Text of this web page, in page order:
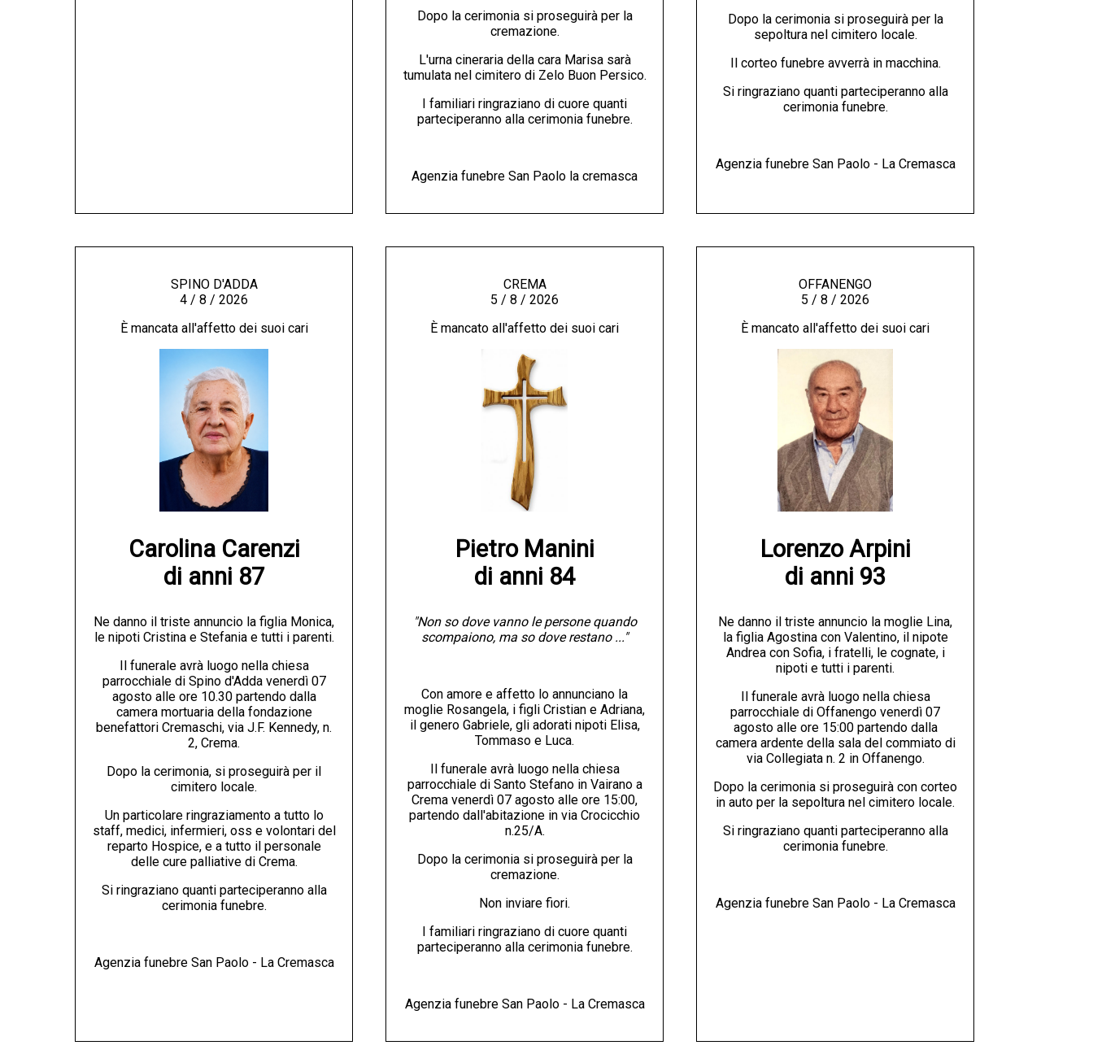
Dopo la cerimonia si proseguirà per la
cremazione.
L'urna cineraria della cara Marisa sarà
tumulata nel cimitero di Zelo Buon Persico.
I familiari ringraziano di cuore quanti
parteciperanno alla cerimonia funebre.
Agenzia funebre San Paolo la cremasca
Dopo la cerimonia si proseguirà per la
sepoltura nel cimitero locale.
Il corteo funebre avverrà in macchina.
Si ringraziano quanti parteciperanno alla
cerimonia funebre.
Agenzia funebre San Paolo - La Cremasca
SPINO D'ADDA
4 / 8 / 2026
È mancata all'affetto dei suoi cari
Carolina Carenzi
di anni 87
Ne danno il triste annuncio la figlia Monica,
le nipoti Cristina e Stefania e tutti i parenti.
Il funerale avrà luogo nella chiesa
parrocchiale di Spino d'Adda venerdì 07
agosto alle ore 10.30 partendo dalla
camera mortuaria della fondazione
benefattori Cremaschi, via J.F. Kennedy, n.
2, Crema.
Dopo la cerimonia, si proseguirà per il
cimitero locale.
Un particolare ringraziamento a tutto lo
staff, medici, infermieri, oss e volontari del
reparto Hospice, e a tutto il personale
delle cure palliative di Crema.
Si ringraziano quanti parteciperanno alla
cerimonia funebre.
Agenzia funebre San Paolo - La Cremasca
CREMA
5 / 8 / 2026
È mancato all'affetto dei suoi cari
Pietro Manini
di anni 84
"Non so dove vanno le persone quando
scompaiono, ma so dove restano ..."
Con amore e affetto lo annunciano la
moglie Rosangela, i figli Cristian e Adriana,
il genero Gabriele, gli adorati nipoti Elisa,
Tommaso e Luca.
Il funerale avrà luogo nella chiesa
parrocchiale di Santo Stefano in Vairano a
Crema venerdì 07 agosto alle ore 15:00,
partendo dall'abitazione in via Crocicchio
n.25/A.
Dopo la cerimonia si proseguirà per la
cremazione.
Non inviare fiori.
I familiari ringraziano di cuore quanti
parteciperanno alla cerimonia funebre.
Agenzia funebre San Paolo - La Cremasca
OFFANENGO
5 / 8 / 2026
È mancato all'affetto dei suoi cari
Lorenzo Arpini
di anni 93
Ne danno il triste annuncio la moglie Lina,
la figlia Agostina con Valentino, il nipote
Andrea con Sofia, i fratelli, le cognate, i
nipoti e tutti i parenti.
Il funerale avrà luogo nella chiesa
parrocchiale di Offanengo venerdì 07
agosto alle ore 15:00 partendo dalla
camera ardente della sala del commiato di
via Collegiata n. 2 in Offanengo.
Dopo la cerimonia si proseguirà con corteo
in auto per la sepoltura nel cimitero locale.
Si ringraziano quanti parteciperanno alla
cerimonia funebre.
Agenzia funebre San Paolo - La Cremasca